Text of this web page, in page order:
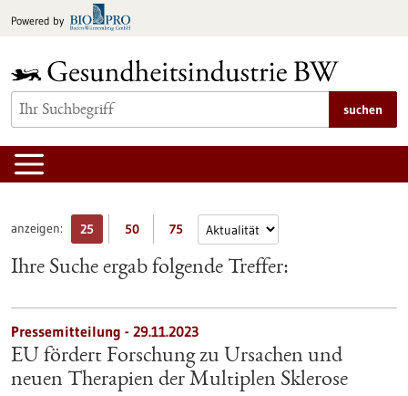
Inhalt
Powered by
suchen
anzeigen: 25 50 75
Ihre Suche ergab folgende Treffer:
Pressemitteilung - 29.11.2023
EU fördert Forschung zu Ursachen und
neuen Therapien der Multiplen Sklerose